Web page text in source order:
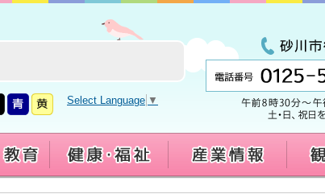
Select Language ▼